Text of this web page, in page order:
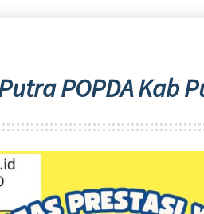
POPDA Kab